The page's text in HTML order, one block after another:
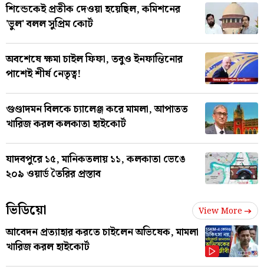
শিন্ডেকেই প্রতীক দেওয়া হয়েছিল, কমিশনের
'ভুল' বলল সুপ্রিম কোর্ট
অবশেষে ক্ষমা চাইল ফিফা, তবুও ইনফান্তিনোর
পাশেই শীর্ষ নেতৃত্ব!
গুণ্ডাদমন বিলকে চ্যালেঞ্জ করে মামলা, আপাতত
খারিজ করল কলকাতা হাইকোর্ট
যাদবপুরে ১৫, মানিকতলায় ১১, কলকাতা ভেঙে
২০৯ ওয়ার্ড তৈরির প্রস্তাব
ভিডিয়ো View More
আবেদন প্রত্যাহার করতে চাইলেন অভিষেক, মামলা
খারিজ করল হাইকোর্ট